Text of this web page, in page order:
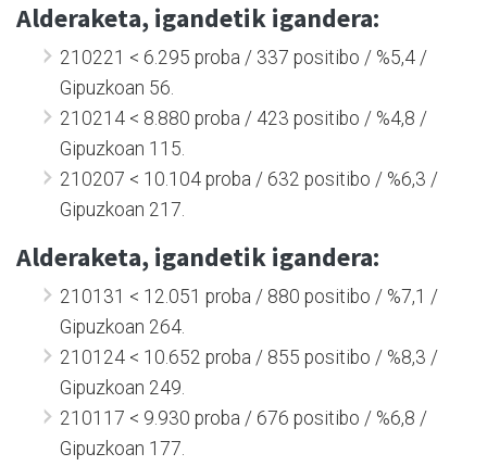
Alderaketa, igandetik igandera:
210221 < 6.295 proba / 337 positibo / %5,4 /
Gipuzkoan 56.
210214 < 8.880 proba / 423 positibo / %4,8 /
Gipuzkoan 115.
210207 < 10.104 proba / 632 positibo / %6,3 /
Gipuzkoan 217.
Alderaketa, igandetik igandera:
210131 < 12.051 proba / 880 positibo / %7,1 /
Gipuzkoan 264.
210124 < 10.652 proba / 855 positibo / %8,3 /
Gipuzkoan 249.
210117 < 9.930 proba / 676 positibo / %6,8 /
Gipuzkoan 177.